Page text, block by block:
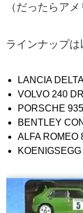
（だったらア
ラインナップは
LANCIA
VOLVO 240
PORSCHE 935
BENTLEY
ALFA ROMEO